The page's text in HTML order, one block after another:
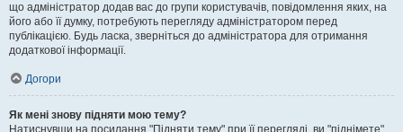
що адміністратор додав вас до групи користувачів, повідомлення яких, на
його або її думку, потребують перегляду адміністратором перед
публікацією. Будь ласка, зверніться до адміністратора для отримання
додаткової інформації.
Догори
Як мені знову підняти мою тему?
Натиснувши на посилання "Підняти тему" при її перегляді, ви "піднімете"